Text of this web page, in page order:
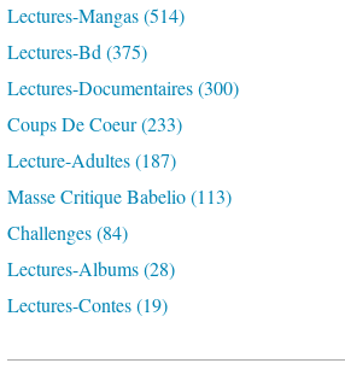
Lectures-Mangas(514)
Lectures-Bd (375)
Lectures-Documentaires(300)
Coups De Coeur(233)
Lecture-Adultes(187)
Masse Critique Babelio(113)
Challenges(84)
Lectures-Albums(28)
Lectures-Contes(19)